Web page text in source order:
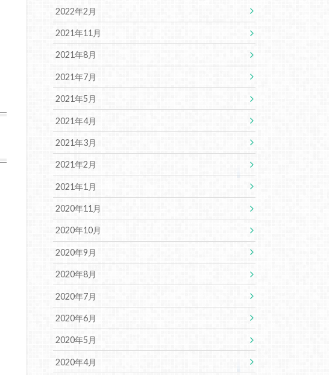
2022年2月
2021年11月
2021年8月
2021年7月
2021年5月
2021年4月
2021年3月
2021年2月
2021年1月
2020年11月
2020年10月
2020年9月
2020年8月
2020年7月
2020年6月
2020年5月
2020年4月